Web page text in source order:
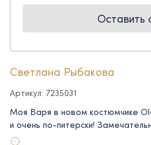
Оставить
Светлана Рыбакова
Артикул: 7235031
Моя Варя в новом костюмчике
и очень по-питерски!